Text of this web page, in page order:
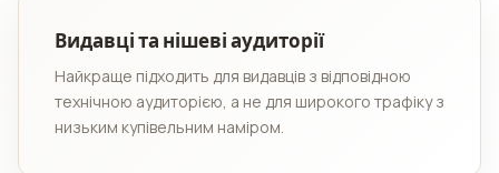
Видавці та нішеві аудиторії
Найкраще підходить для видавців з відповідною
технічною аудиторією, а не для широкого трафіку з
низьким купівельним наміром.